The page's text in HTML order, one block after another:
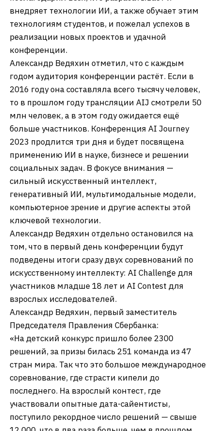
внедряет технологии ИИ, а также обучает этим
технологиям студентов, и пожелал успехов в
реализации новых проектов и удачной
конференции.
Александр Ведяхин отметил, что с каждым
годом аудитория конференции растёт. Если в
2016 году она составляла всего тысячу человек,
то в прошлом году трансляции AIJ смотрели 50
млн человек, а в этом году ожидается ещё
больше участников. Конференция AI Journey
2023 продлится три дня и будет посвящена
применению ИИ в науке, бизнесе и решении
социальных задач. В фокусе внимания —
сильный искусственный интеллект,
генеративный ИИ, мультимодальные модели,
компьютерное зрение и другие аспекты этой
ключевой технологии.
Александр Ведяхин отдельно остановился на
том, что в первый день конференции будут
подведены итоги сразу двух соревнований по
искусственному интеллекту: AI Challenge для
участников младше 18 лет и AI Contest для
взрослых исследователей.
Александр Ведяхин, первый заместитель
Председателя Правления Сбербанка:
«На детский конкурс пришло более 2300
решений, за призы билась 251 команда из 47
стран мира. Так что это большое международное
соревнование, где страсти кипели до
последнего. На взрослый контест, где
участвовали опытные дата-сайентисты,
поступило рекордное число решений — свыше